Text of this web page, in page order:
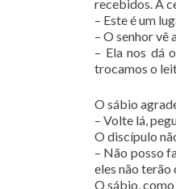
recebidos. A
– Este é um
– O senhor vê
– Ela nos dá
trocamos o
O sábio
– Volte lá,
O discípulo
– Não posso
eles não terão
O sábio,